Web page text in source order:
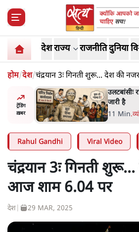
देशराज्य राजनीतिदुनिया
होम/देश/चंद्रयान 3ः गिनती शुरू... देश की
ट्रेंडिंग
ख़बर
की मरम्मत
भागवत
मूंदकर
विरोधी
6 Min.देश
Rahul Gandhi Viral Video
चंद्रयान 3ः गिनती
आज शाम 6.04 पर
देश 29 MAR, 2025